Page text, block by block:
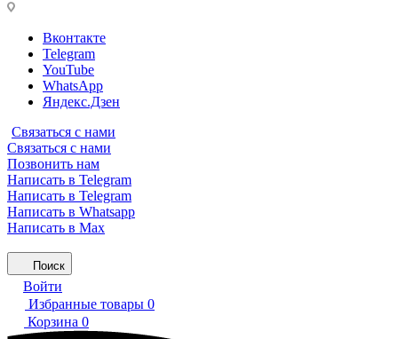
Вконтакте
Telegram
YouTube
WhatsApp
Яндекс.Дзен
Связаться с нами
Связаться с нами
Позвонить нам
Написать в Telegram
Написать в Telegram
Написать в Whatsapp
Написать в Max
Поиск
Войти
Избранные товары 0
Корзина 0